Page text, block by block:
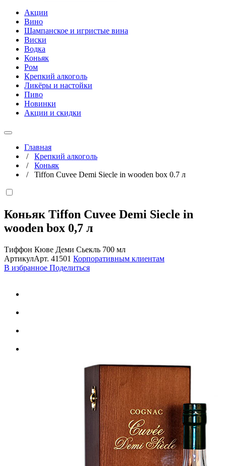
Акции
Вино
Шампанское и игристые вина
Виски
Водка
Коньяк
Ром
Крепкий алкоголь
Ликёры и настойки
Пиво
Новинки
Акции и скидки
Главная
/ Крепкий алкоголь
/ Коньяк
/ Tiffon Cuvee Demi Siecle in wooden box 0.7 л
Коньяк Tiffon Cuvee Demi Siecle in
wooden box 0,7 л
Тиффон Кюве Деми Сьекль 700 мл
АртикулАрт. 41501 Корпоративным клиентам
В избранное Поделиться